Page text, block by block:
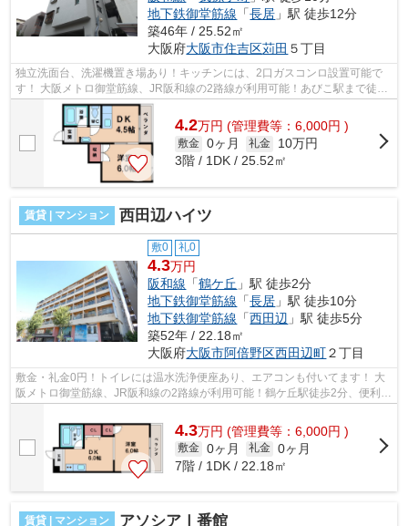
地下鉄御堂筋線 「長居 」駅 徒歩12分
築46年 / 25.52㎡
大阪府大阪市住吉区苅田 ５丁目
独立洗面台、洗濯機置き場あり！キッチンには、2口ガスコンロ設置可能で
す！ 大阪メトロ御堂筋線、JR阪和線の2路線が利用可能！あびこ駅まで徒歩
3分！インターネット無料のお部屋です...
4.2万円 (管理費等：6,000円 )
敷金 0ヶ月 礼金
10万円
3階 / 1DK / 25.52㎡
賃貸 | マンション 西田辺ハイツ
敷0 礼0
4.3万円
阪和線 「鶴ケ丘 」駅 徒歩2分
地下鉄御堂筋線 「長居 」駅 徒歩10分
地下鉄御堂筋線 「西田辺 」駅 徒歩5分
築52年 / 22.18㎡
大阪府大阪市阿倍野区西田辺町２丁目
敷金・礼金0円！トイレには温水洗浄便座あり、エアコンも付いてます！ 大
阪メトロ御堂筋線、JR阪和線の2路線が利用可能！鶴ケ丘駅徒歩2分、便利な
4.3万円 (管理費等：6,000円 )
敷金 0ヶ月 礼金 0ヶ月
7階 / 1DK / 22.18㎡
賃貸 | マンション アソシアⅠ番館